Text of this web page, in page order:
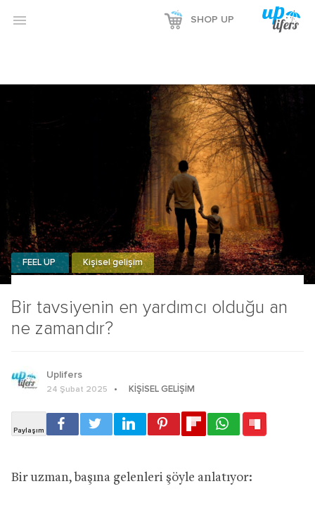
 SHOP UP
Bir tavsiyenin en yardımcı olduğu an
ne zamandır?
FEEL UP Kişisel gelişim
Uplifers
24 Şubat 2025 KIŞISEL GELIŞIM
Bir uzman, başına gelenleri şöyle anlatıyor: